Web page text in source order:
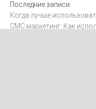
Последние записи
Когда лучше
СМС маркетинг: Как